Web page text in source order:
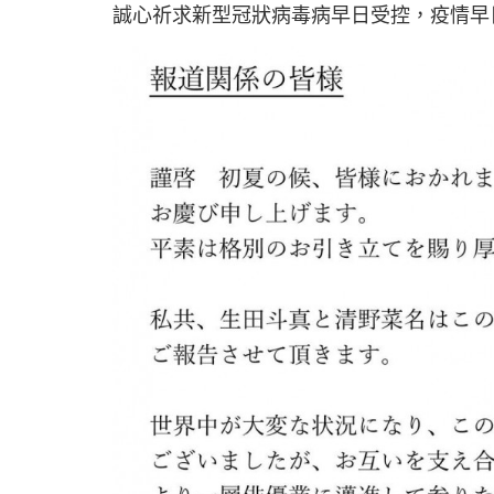
誠心祈求新型冠狀病毒病早日受控，疫情